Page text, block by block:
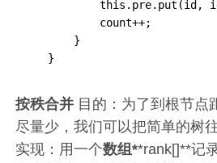
}
按秩合并 目的：为了到根节点
尽量少，我们可以把简单的树
实现：用一个数组**rank[]**记